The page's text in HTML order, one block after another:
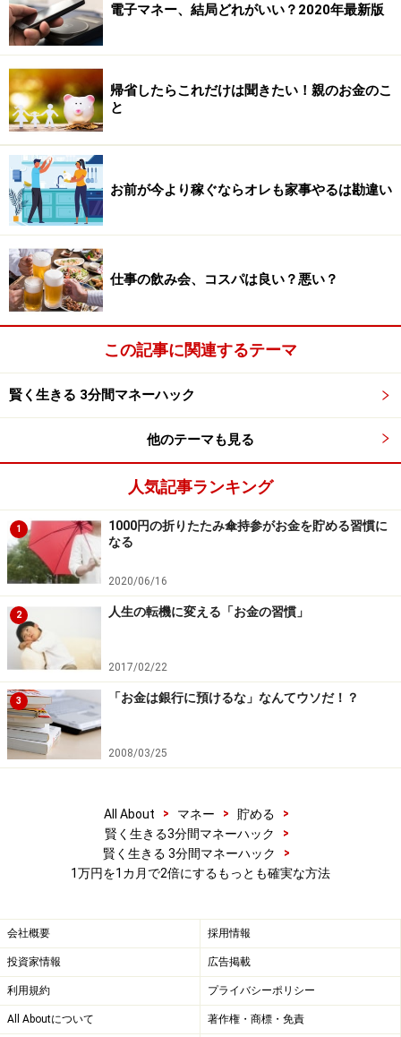
10％の値動きは為替では短期的によく起こります。5％
程度の値動きでもいいので、これを何度か繰り返せば
「1カ月で2倍」は可能のような気がします。
しかし注意すべきは、うまくいかなかったときです。と
いうのも、運用の失敗が生じたときはそのマイナスにも
レバレッジがかかるからです。
先ほどの例で、仮にマイナス10％の損失が生じた場合、
10万円の売り買いにより1万円の損失が生じたわけです
から、元手の１万円はゼロになってしまいます（実際に
は途中で強制売却をさせることが多い）。マイナス5％
の損失であれば5000円、つまり元手の5割が消えてしま
うことになるわけです。これは投資の初心者にとってな
かなか厳しいハードルです。常にマーケットを見続けな
ければならないでしょう。やはりなかなか大変なことで
す。
ちなみに株式では信用取引の仕組みがあって、同様のレ
バレッジをかけることができます。具体的には実際の資
金の3.3倍まで取引ができます。しかし、これも運用の失
敗をした場合には3.3倍のダメージになることを前提にチ
ャレンジしなくてはなりません。
やはり、「1万円を1カ月で2倍にする」は難しいのでし
ょうか？
→レバレッジをあげてリスクを高くするより確実に2倍
にする方法は？次ページへ
※記事内容は執筆時点のものです。最新の内容をご確認くださ
い。
1/2
電子マネー、結局どれがいい？2020年最新版
帰省したらこれだけは聞きたい！親のお金のこ
と
お前が今より稼ぐならオレも家事やるは勘違い
仕事の飲み会、コスパは良い？悪い？
この記事に関連するテーマ
賢く生きる 3分間マネーハック
他のテーマも見る
人気記事ランキング
1
1000円の折りたたみ傘持参がお金を貯める習慣に
なる
2020/06/16
2 人生の転機に変える「お金の習慣」
2017/02/22
3 「お金は銀行に預けるな」なんてウソだ！？
2008/03/25
All About > マネー > 貯める
>
賢く生きる3分間マネーハック
>
賢く生きる 3分間マネーハック
>
1万円を1カ月で2倍にするもっとも確実な方法
会社概要 採用情報
投資家情報 広告掲載
利用規約 プライバシーポリシー
All Aboutについて 著作権・商標・免責